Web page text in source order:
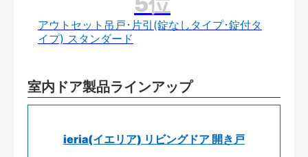
アウトセット吊戸･片引(錠なしタイプ･錠付タ
イプ) スタンダード
室内ドア製品ラインアップ
ieria(イエリア) リビングドア 開き戸